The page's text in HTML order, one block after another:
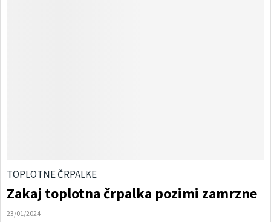
TOPLOTNE ČRPALKE
Zakaj toplotna črpalka pozimi zamrzne
23/01/2024